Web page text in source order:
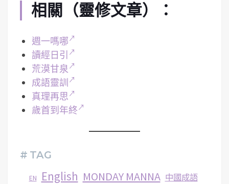
相關（靈修文章）：
週一嗎哪
讀經日引
荒漠甘泉
成語靈訓
真理再思
歲首到年終
# TAG
EN English MONDAY MANNA 中國成語